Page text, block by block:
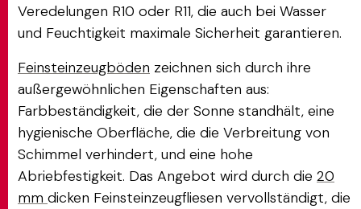
Veredelungen R10 oder R11, die auch bei Wasser
und Feuchtigkeit maximale Sicherheit garantieren.
Feinsteinzeugböden zeichnen sich durch ihre
außergewöhnlichen Eigenschaften aus:
Farbbeständigkeit, die der Sonne standhält, eine
hygienische Oberfläche, die die Verbreitung von
Schimmel verhindert, und eine hohe
Abriebfestigkeit. Das Angebot wird durch die 20
mm dicken Feinsteinzeugfliesen vervollständigt, die